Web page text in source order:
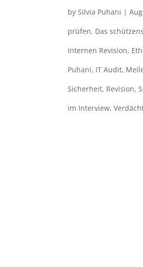
bySilvia Puhani |
prüfen, Das
Internen Revision,
Puhani, IT Audit,
Sicherheit, Revision,
im Interview,